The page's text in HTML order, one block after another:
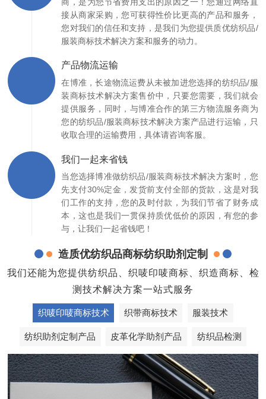
接从商家采购，您可获得性价比更高的产品和服务，
您对我们的信任和支持，是我们为您提供质优纺织品/
服装商标技术解决方案和服务的动力。
产品物流运输
在博准，长途物流运费从未被加进您选择的纺织品/服
装商标技术解决方案售价中，只要您需要，我们就会
提供服务，同时，与博准合作的第三方物流服务商为
您的纺织品/服装商标技术解决方案产品进行运输，只
收取合理的运输费用，具体请咨询客服。
我们一起来省钱
当您选择博准做纺织品/服装商标技术解决方案时，您
先支付30%定金，发货前支付全部的货款，这是对我
们工作的支持，您的及时付款，为我们节省了财务成
本，这也是我们一贯保持质优低价的原因，有您的参
与，让我们一起省钱吧！
造质优纺织品商标纺织助剂定制
我们还能为您提供纺织品、织唛印唛商标、织造商标、检
测技术解决方案一站式服务
织唛印唛商标技术 织带商标技术 服装技术
纺织助剂定制产品 皮革化学助剂产品 纺织品检测